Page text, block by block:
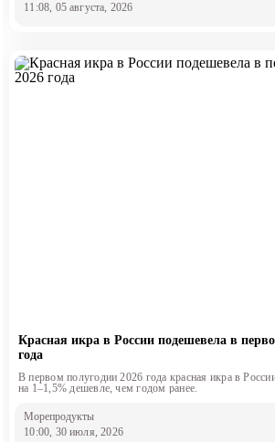
11:08, 05 августа, 2026
Красная икра в России подешевела в
года
В первом полугодии 2026 года красная икра в
на 1–1,5% дешевле, чем годом ранее.
Морепродукты
10:00, 30 июля, 2026